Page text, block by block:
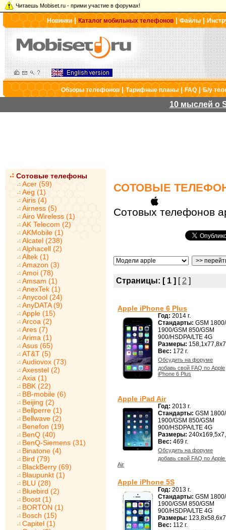
Читаешь Mobiset.ru - прими участие в форумах!
Новинки|Каталог мобильных телефонов |Файлы|
Обзоры телефонов|Тарифные планы|FAQ|Б/у
10 мыслей о
Сотовые телефоны
Acer (59)
Aeg (1)
Airis (4)
Airness (5)
Airo Wireless (1)
AK Telecom (2)
AKMobile (1)
Alcatel (238)
Alphacell (2)
Altek (1)
Amazon (3)
Amoi (78)
Amsam (1)
AnexTek (1)
Anycool (24)
AnyDATA (9)
Apple (15)
Arcoa (2)
Ares (7)
Arima (1)
Asus (65)
AT&T (5)
Audiovox (73)
Axesstel (2)
Axia (1)
BBK (22)
BB-mobile (6)
Beijing (2)
Bellperre (1)
Bellwave (2)
Benefon (19)
BenQ (40)
BenQ-Siemens (31)
Binatone (4)
Bird (79)
BlackBerry (69)
Blaupunkt (1)
BLU (28)
Bluebird (2)
Boost (1)
BORTON (1)
Bosch (15)
Capitel (1)
СОТОВЫЕ
Сотовых телефонов
Страницы: [ 1 ] [ 2 ]
Apple iPhone 6 Plus
Год: 2014 г.
Стандарты: GSM
1900/GSM 850/GSM
900/HSDPA/LTE 4G
Размеры:
Вес: 172 г.
Обсудить на форуме
добавь свой FAQ по Apple
iPhone 6 Plus
Apple iPad Air
Год: 2013 г.
Стандарты: GSM
1900/GSM 850/GSM
900/HSDPA/LTE 4G
Размеры:
Вес: 469 г.
Обсудить на форуме
добавь свой FAQ по Apple
Air
Apple iPhone 5S
Год: 2013 г.
Стандарты: GSM
1900/GSM 850/GSM
900/HSDPA/LTE 4G
Размеры:
Вес: 112 г.